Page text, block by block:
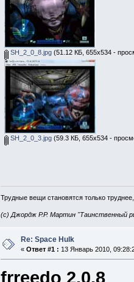
SH_2_0_8.jpg(51.12 КБ, 655x534 -
SH_2_0_3.jpg(59.3 КБ, 655x534 -
Трудные вещи становятся только
(с) Джордж Р.Р. Мартин "Таинственный
Re: Space Hulk
« Ответ #1 : 13 Январь 2010,
frreedo 2.0.8